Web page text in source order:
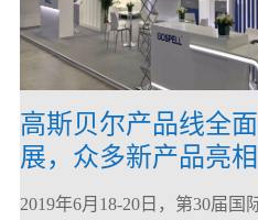
高斯贝尔产品线全
展，众多新产品亮相
CommunicAsia 2019
2019年6月18-20日，第30届国